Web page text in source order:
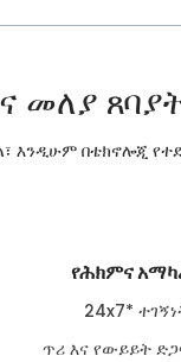
መለያ
በቴክኖሎጂ
የሕክምና
24x7*
ጥሪ እና የውይይት